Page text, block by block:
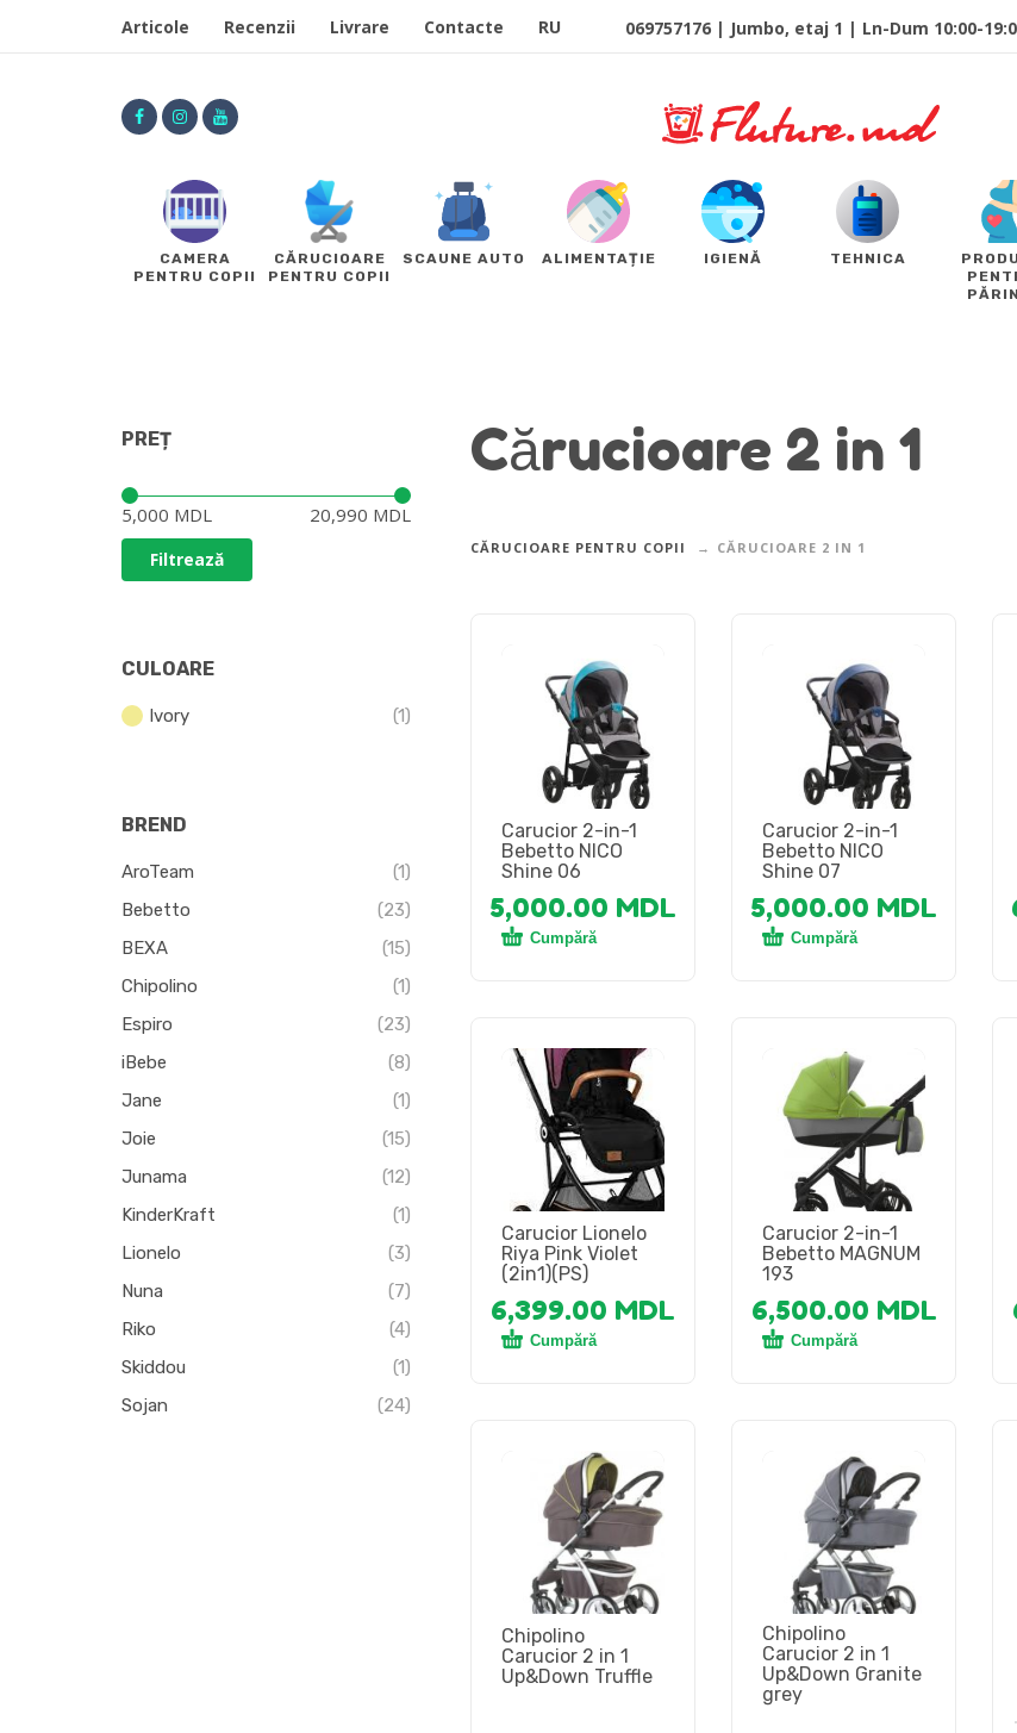
Articole Recenzii Livrare Contacte RU 069757176 | Jumbo, etaj 1 | Ln-Dum 10:00-
CAMERA
PENTRU COPII
CĂRUCIOARE
PENTRU COPII
SCAUNE AUTO ALIMENTAȚIE IGIENĂ TEHNICA
PREȚ
Filtrează
5,000 MDL 20,990 MDL
CULOARE
Ivory (1)
BREND
AroTeam
(1)
Bebetto
(23)
BEXA
(15)
Chipolino
(1)
Espiro
(23)
iBebe
(8)
Jane
(1)
Joie
(15)
Junama
(12)
KinderKraft
(1)
Lionelo
(3)
Nuna
(7)
Riko
(4)
Skiddou
(1)
Sojan
(24)
Cărucioare 2 in 1
CĂRUCIOARE PENTRU COPII CĂRUCIOARE 2 IN 1
Carucior 2-in-1
Bebetto NICO
Shine 06
5,000.00 MDL
Cumpără
Carucior 2-in-1
Bebetto NICO
Shine 07
5,000.00 MDL
Cumpără
Carucior Lionelo
Riya Pink Violet
(2in1)(PS)
6,399.00 MDL
Cumpără
Carucior 2-in-1
Bebetto MAGNUM
193
6,500.00 MDL
Cumpără
Chipolino
Carucior 2 in 1
Up&Down Truffle
Chipolino
Carucior 2 in 1
Up&Down Granite
grey